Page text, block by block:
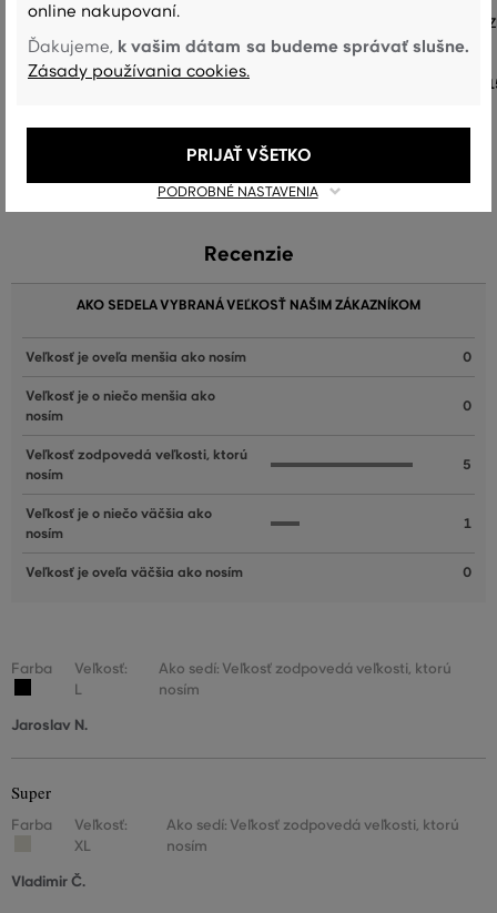
MIKINA GANT REG SHIELD FULL ZIP
HOODIE
154,90 €
MIKINA GANT REG SHIELD FULL
HOODIE
Recenzie
AKO SEDELA VYBRANÁ VEĽKOSŤ NAŠIM ZÁKAZNÍKOM
Veľkosť je oveľa menšia ako nosím 0
Veľkosť je o niečo menšia ako
nosím
0
Veľkosť zodpovedá veľkosti, ktorú
nosím
5
Veľkosť je o niečo väčšia ako
nosím
1
Veľkosť je oveľa väčšia ako nosím 0
Farba
Veľkosť:
L
Ako sedí: Veľkosť zodpovedá veľkosti, ktorú
nosím
Jaroslav N.
Super
Farba
Veľkosť:
XL
Ako sedí: Veľkosť zodpovedá veľkosti, ktorú
nosím
Vladimir Č.
online nakupovaní.
Ďakujeme, k vašim dátam sa budeme správať slušne.
Zásady používania cookies.
PODROBNÉ NASTAVENIA
PRIJAŤ VŠETKO